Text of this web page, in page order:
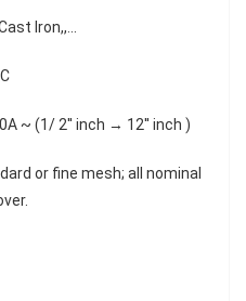
Iron,,...
~ (1/ 2'' inch → 12'' inch )
or fine mesh; all nominal